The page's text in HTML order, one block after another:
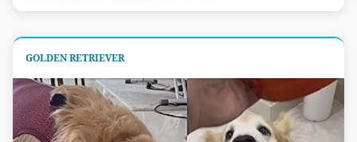
GOLDEN RETRIEVER